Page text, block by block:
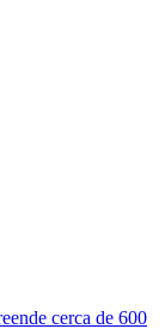
cerca de 600